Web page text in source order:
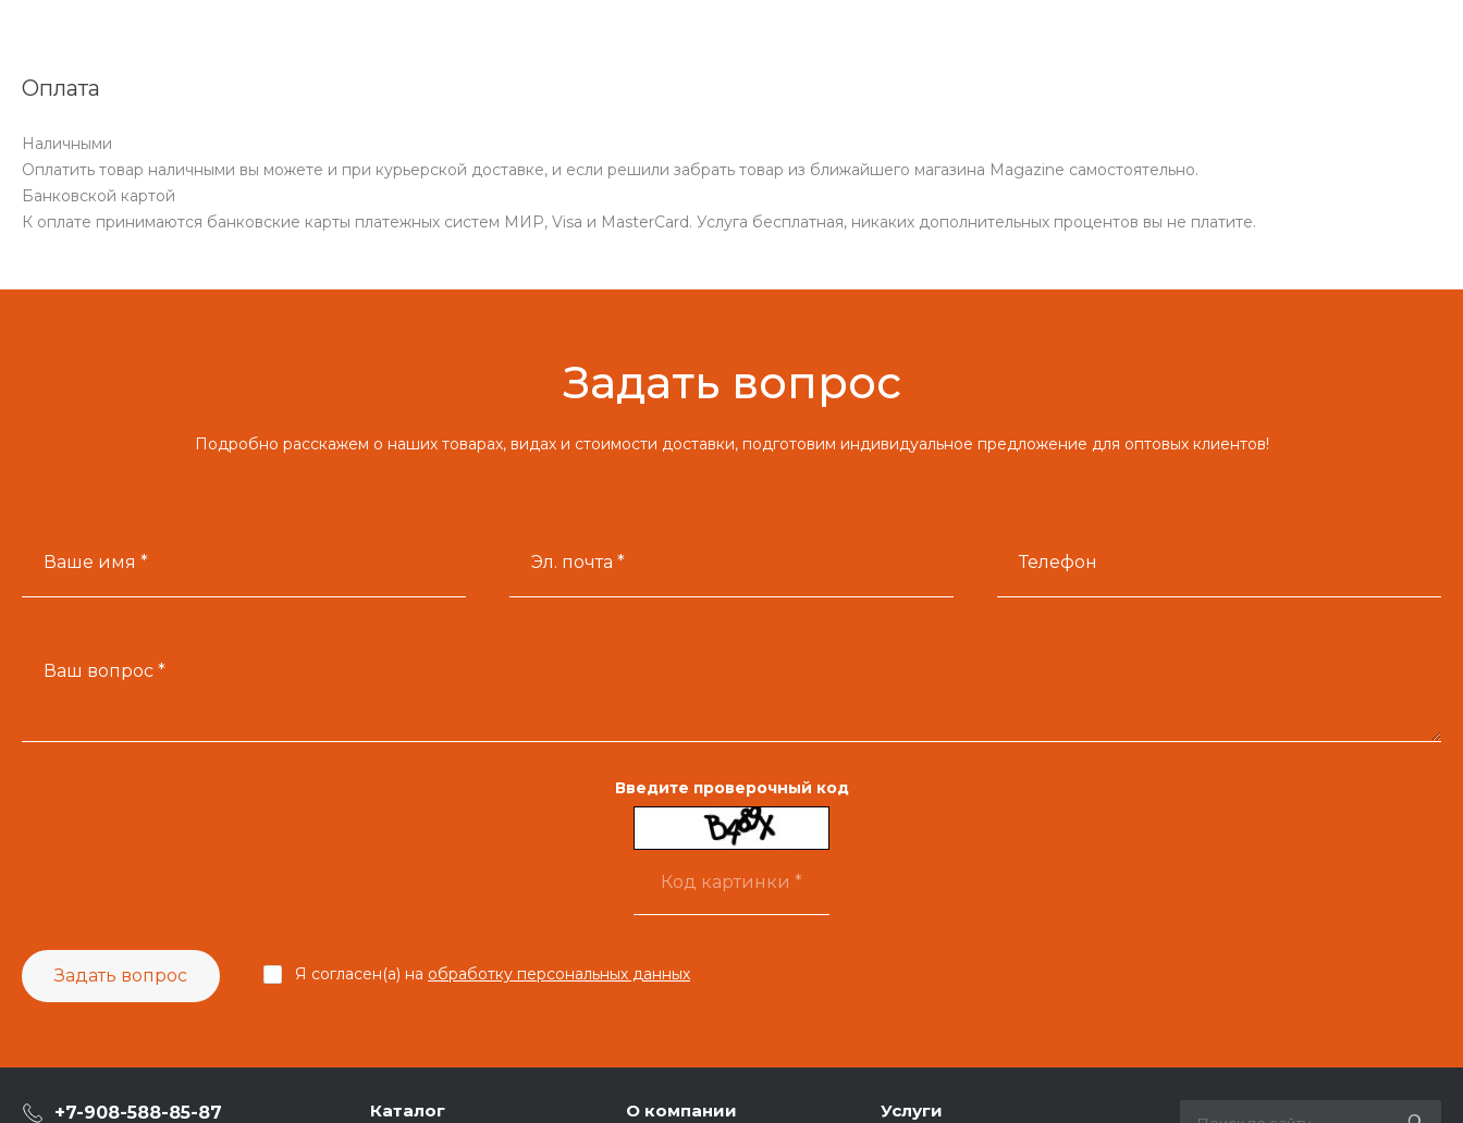
Оплата
Наличными
Оплатить товар наличными вы можете и при курьерской доставке, и если решили забрать товар из ближайшего магазина Magazine самоcтоятельно.
Банковской картой
К оплате принимаются банковские карты платежных систем МИР, Visa и MasterCard. Услуга бесплатная, никаких дополнительных процентов вы не платите.
Задать вопрос
Подробно расскажем о наших товарах, видах и стоимости доставки, подготовим индивидуальное предложение для оптовых клиентов!
Ваше имя * Эл. почта * Телефон
Ваш вопрос *
Введите проверочный код
Задать вопрос Я согласен(а) на обработку персональных данных
+7-908-588-85-87 Каталог О компании Услуги